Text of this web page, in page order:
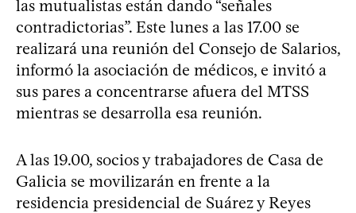
las mutualistas están dando “señales
contradictorias”. Este lunes a las 17.00 se
realizará una reunión del Consejo de Salarios,
informó la asociación de médicos, e invitó a
sus pares a concentrarse afuera del MTSS
mientras se desarrolla esa reunión.
A las 19.00, socios y trabajadores de Casa de
Galicia se movilizarán en frente a la
residencia presidencial de Suárez y Reyes